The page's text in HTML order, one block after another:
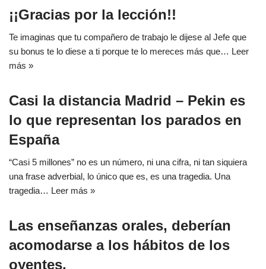
¡¡Gracias por la lección!!
Te imaginas que tu compañero de trabajo le dijese al Jefe que
su bonus te lo diese a ti porque te lo mereces más que… Leer
más »
Casi la distancia Madrid – Pekin es
lo que representan los parados en
España
“Casi 5 millones” no es un número, ni una cifra, ni tan siquiera
una frase adverbial, lo único que es, es una tragedia. Una
tragedia… Leer más »
Las enseñanzas orales, deberían
acomodarse a los hábitos de los
oyentes.